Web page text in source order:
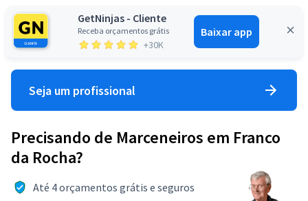
GetNinjas - Cliente
Receba orçamentos grátis
+30K
Baixar app
Entrar
Seja um profissional
Precisando de Marceneiros em Franco
da Rocha?
Até 4 orçamentos grátis e seguros